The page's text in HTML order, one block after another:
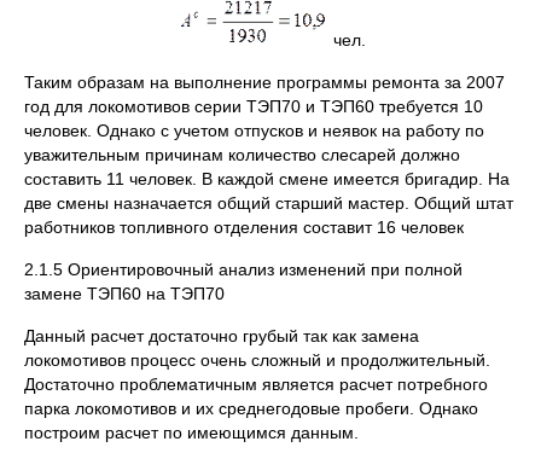
чел.
Таким образам на выполнение программы ремонта за 2007
год для локомотивов серии ТЭП70 и ТЭП60 требуется 10
человек. Однако с учетом отпусков и неявок на работу по
уважительным причинам количество слесарей должно
составить 11 человек. В каждой смене имеется бригадир. На
две смены назначается общий старший мастер. Общий штат
работников топливного отделения составит 16 человек
2.1.5 Ориентировочный анализ изменений при полной
замене ТЭП60 на ТЭП70
Данный расчет достаточно грубый так как замена
локомотивов процесс очень сложный и продолжительный.
Достаточно проблематичным является расчет потребного
парка локомотивов и их среднегодовые пробеги. Однако
построим расчет по имеющимся данным.